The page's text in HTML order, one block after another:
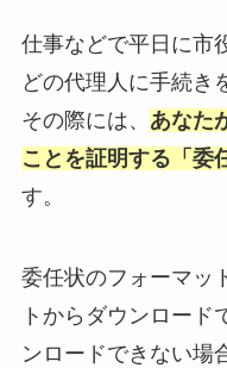
仕事などで平日に市
どの代理人に手続き
その際には、 あなた
ことを証明する「委
す。
委任状のフォーマッ
トからダウンロード
ンロードできない場